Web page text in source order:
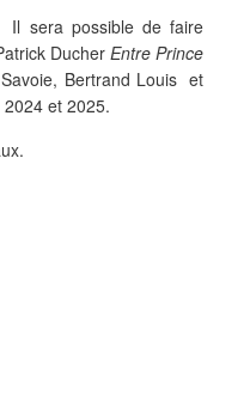
sera possible de faire
Ducher Entre Prince
Bertrand Louis et
et 2025.